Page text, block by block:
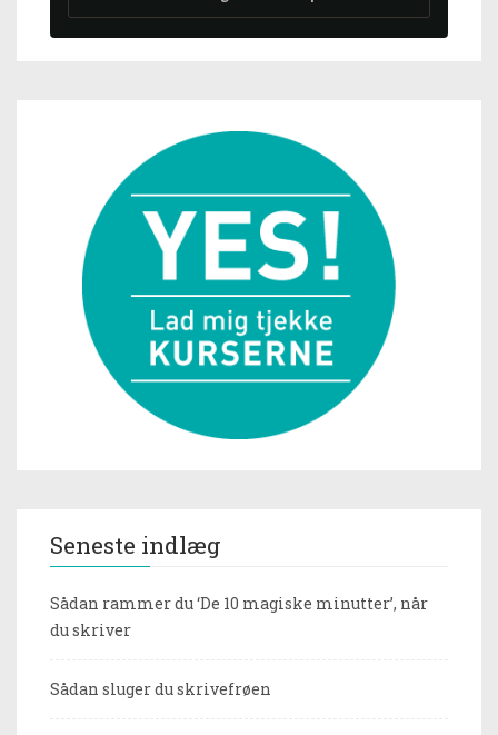
Seneste indlæg
Sådan rammer du ‘De 10 magiske minutter’, når
du skriver
Sådan sluger du skrivefrøen